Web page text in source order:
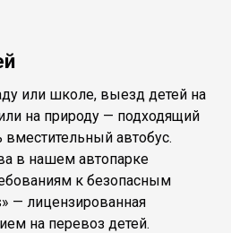
или школе, выезд детей на
на природу — подходящий
вместительный автобус.
в нашем автопарке
к безопасным
— лицензированная
на перевоз детей.